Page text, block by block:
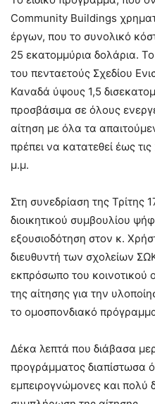
Community Buildings
έργων, που το συνολικό
25 εκατομμύρια δολάρια.
του πενταετούς Σχεδίου
Καναδά ύψους 1,5
προσβάσιμα σε όλους
αίτηση με όλα τα
πρέπει να κατατεθεί έως
μ.μ.
Στη συνεδρίαση της Τρίτης
διοικητικού συμβουλίου
εξουσιοδότηση στον κ.
διευθυντή των σχολείων
εκπρόσωπο του κοινοτικού
της αίτησης για την
το ομοσπονδιακό
Δέκα λεπτά που διάβασα
προγράμματος διαπίστωσα
εμπειρογνώμονες και πολύ